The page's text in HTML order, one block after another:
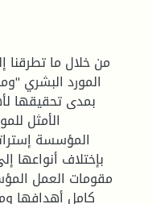
من خلال ما تطرقنا
المورد البشري
بمدى تحقيقها
الأمثل
المؤسسة
بإختلاف أنواعها
مقومات العمل
كامل أهدافها